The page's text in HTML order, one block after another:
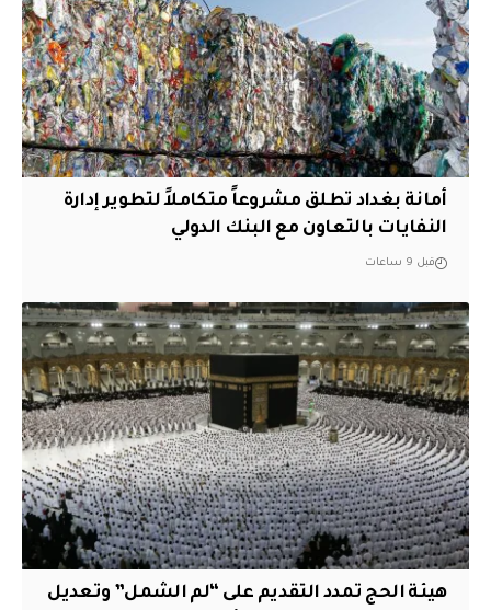
أمانة بغداد تطلق مشروعاً متكاملاً لتطوير إدارة
النفايات بالتعاون مع البنك الدولي
قبل 9 ساعات
هيئة الحج تمدد التقديم على “لم الشمل” وتعديل